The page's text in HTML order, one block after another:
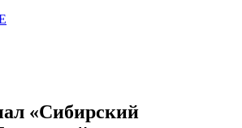
«Сибирский